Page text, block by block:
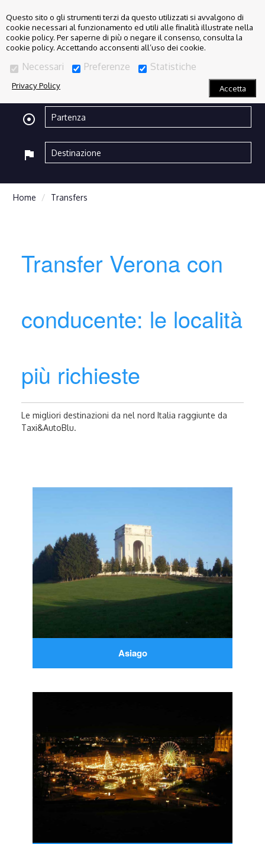
Questo sito o gli strumenti terzi da questo utilizzati si avvalgono di
cookie necessari al funzionamento ed utili alle finalità illustrate nella
cookie policy. Per saperne di più o negare il consenso, consulta la
cookie policy. Accettando acconsenti all’uso dei cookie.
Necessari Preferenze Statistiche
Privacy Policy Accetta
adjust
flag
Home Transfers
Transfer Verona con
conducente: le località
più richieste
Le migliori destinazioni da nel nord Italia raggiunte da
Taxi&AutoBlu.
Asiago